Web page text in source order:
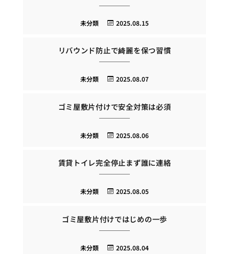
2025.08.15
未分類
リバウンド防止で綺麗を保つ習慣
2025.08.07
未分類
ゴミ屋敷片付けで安全対策は必須
2025.08.06
未分類
賃貸トイレ完全停止まず誰に連絡
2025.08.05
未分類
ゴミ屋敷片付けではじめの一歩
2025.08.04
未分類